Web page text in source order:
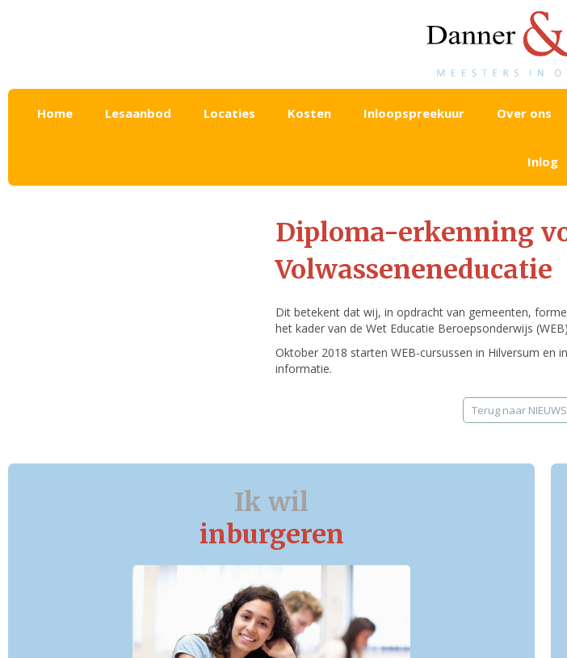
Home Lesaanbod Locaties Kosten Inloopspreekuur Over ons
Inlog
Diploma-erkenning
Volwasseneneducatie
Dit betekent dat wij, in opdracht van gemeenten,
het kader van de Wet Educatie Beroepsonderwijs
Oktober 2018 starten WEB-cursussen in Hilversum en
informatie.
Terug naar
Ik wil
inburgeren